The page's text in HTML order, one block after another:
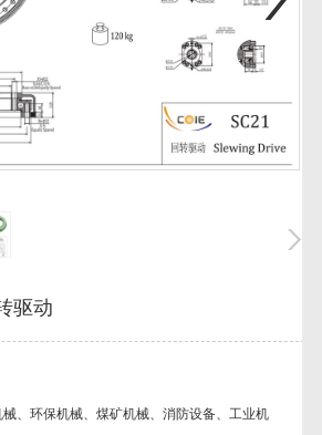
驱动
、环保机械、煤矿机械、消防设备、工业机